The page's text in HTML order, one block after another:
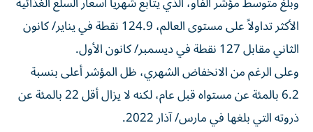
الأكثر تداولاً على مستوى العالم، 124.9 نقطة في يناير/ كانون
الثاني مقابل 127 نقطة في ديسمبر/ كانون الأول.
وعلى الرغم من الانخفاض الشهري، ظل المؤشر أعلى بنسبة
6.2 بالمئة عن مستواه قبل عام، لكنه لا يزال أقل 22 بالمئة عن
ذروته التي بلغها في مارس/ آذار 2022.